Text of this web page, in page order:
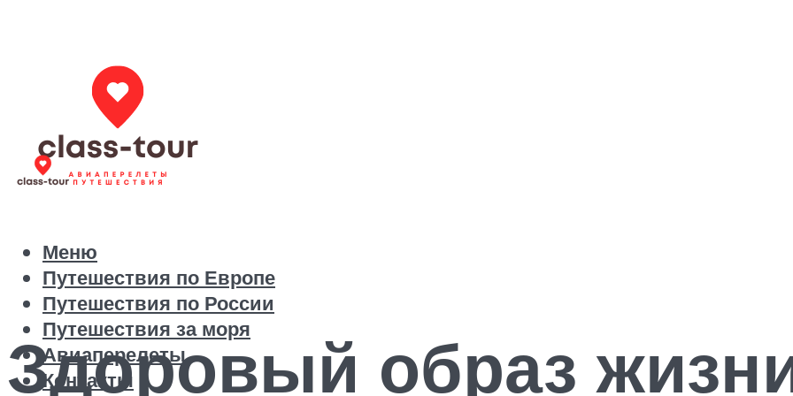
Путешествия по Европе
Путешествия по России
Путешествия за моря
Авиаперелеты
Контакты
Меню
Здоровый образ